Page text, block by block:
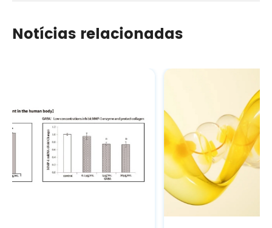
Ilha da Ciência para inspeção e troca
Notícias relacionadas